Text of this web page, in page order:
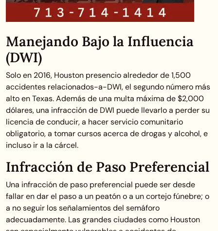
Manejando Bajo la Influencia
(DWI)
Solo en 2016, Houston presencio alrededor de 1,500
accidentes relacionados-a-DWI, el segundo número más
alto en Texas. Además de una multa máxima de $2,000
dólares, una infracción de DWI puede llevarlo a perder su
licencia de conducir, a hacer servicio comunitario
obligatorio, a tomar cursos acerca de drogas y alcohol, e
incluso ir a la cárcel.
Infracción de Paso Preferencial
Una infracción de paso preferencial puede ser desde
fallar en dar el paso a un peatón o a un cortejo fúnebre; o
a no seguir los señalamientos del semáforo
adecuadamente. Las grandes ciudades como Houston